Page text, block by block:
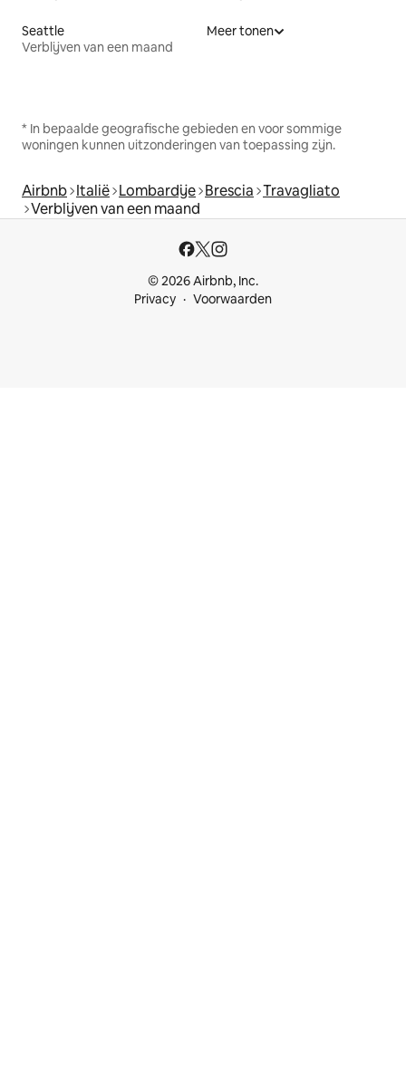
Seattle
Verblijven van een maand
Meer tonen
* In bepaalde geografische gebieden en voor sommige
woningen kunnen uitzonderingen van toepassing zijn.
Airbnb Italië Lombardije Brescia Travagliato
Verblijven van een maand
© 2026 Airbnb, Inc.
Privacy
Voorwaarden